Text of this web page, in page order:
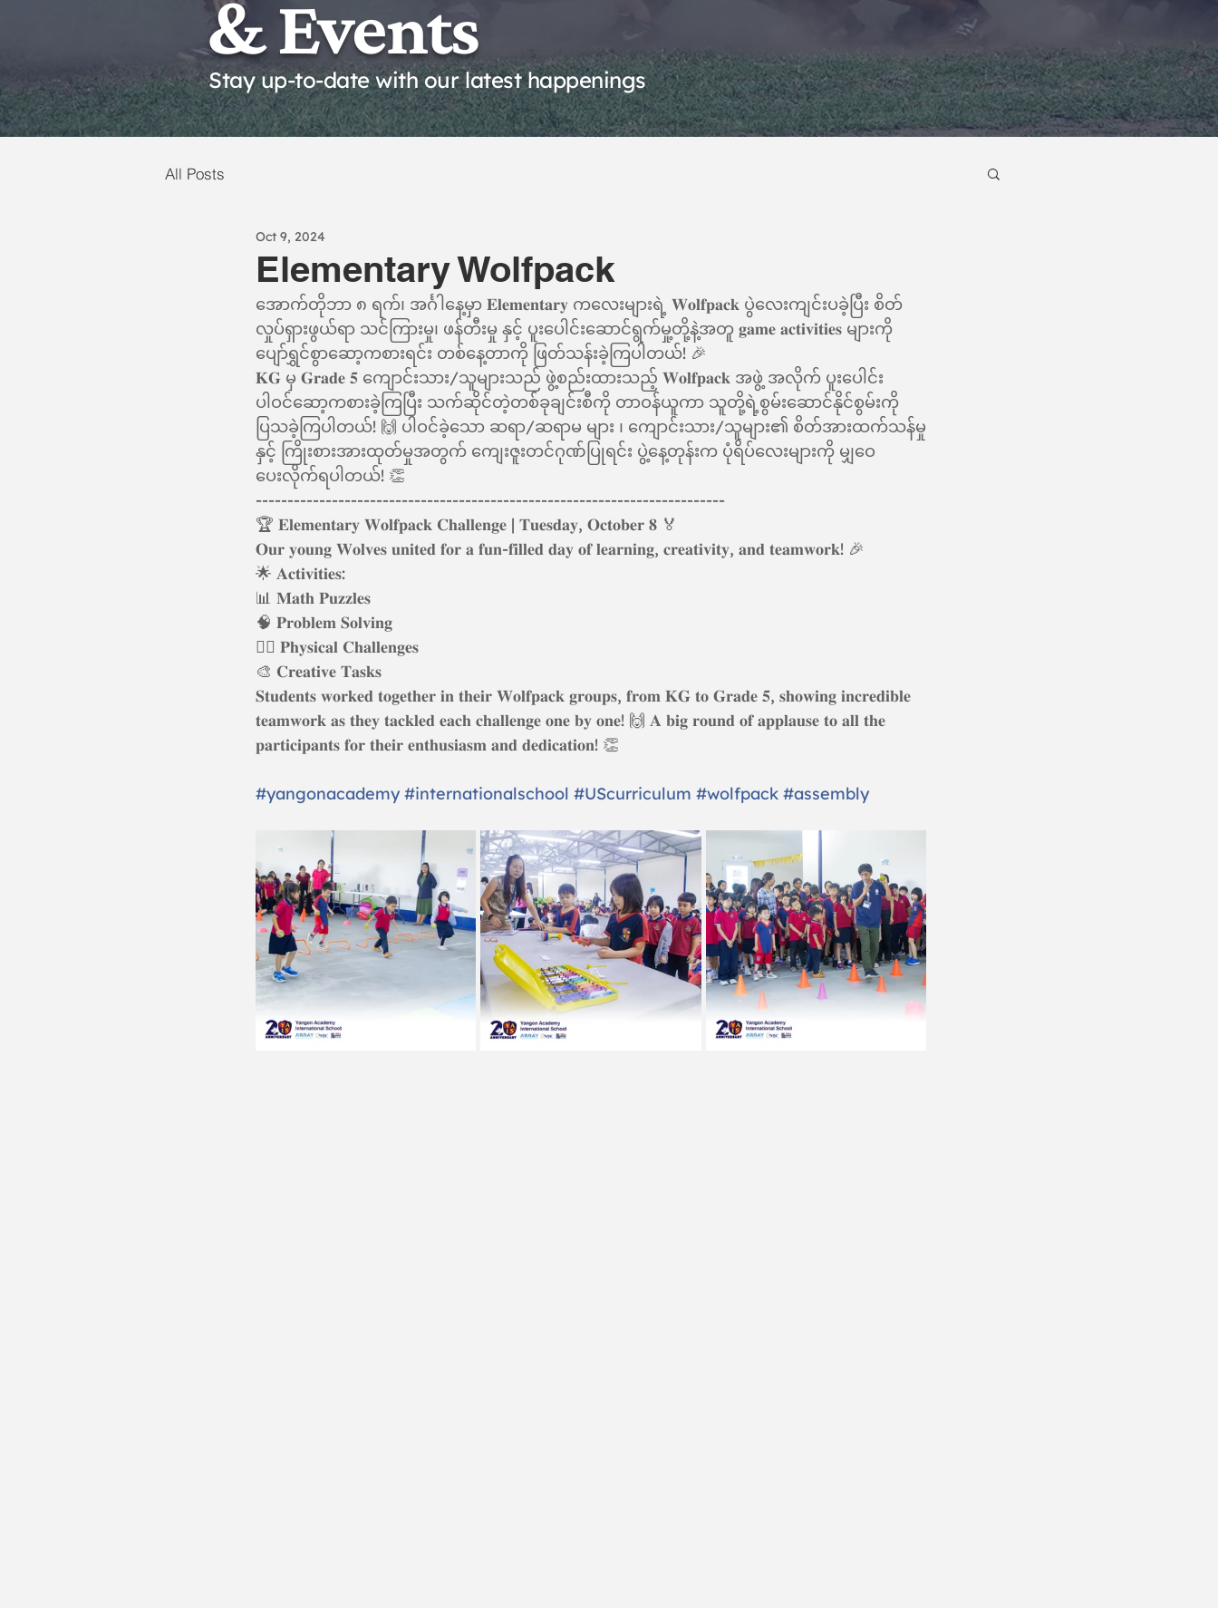
& Events
Stay up-to-date with our latest happenings
All Posts
Elementary Wolfpack
Oct 9, 2024
အောက်တိုဘာ ၈ ရက်၊ အင်္ဂါနေ့မှာ 𝐄𝐥𝐞𝐦𝐞𝐧𝐭𝐚𝐫𝐲 ကလေးများရဲ့ 𝐖𝐨𝐥𝐟𝐩𝐚𝐜𝐤 ပွဲလေးကျင်းပခဲ့ပြီး စိတ်
လှုပ်ရှားဖွယ်ရာ သင်ကြားမှု၊ ဖန်တီးမှု နှင့် ပူးပေါင်းဆောင်ရွက်မှု့တို့နဲ့အတူ 𝐠𝐚𝐦𝐞 𝐚𝐜𝐭𝐢𝐯𝐢𝐭𝐢𝐞𝐬 များကို
ပျော်ရွှင်စွာဆော့ကစားရင်း တစ်နေ့တာကို ဖြတ်သန်းခဲ့ကြပါတယ်! 🎉
𝐊𝐆 မှ 𝐆𝐫𝐚𝐝𝐞 𝟓 ကျောင်းသား/သူများသည် ဖွဲ့စည်းထားသည့် 𝐖𝐨𝐥𝐟𝐩𝐚𝐜𝐤 အဖွဲ့ အလိုက် ပူးပေါင်း
ပါဝင်‌ဆော့ကစားခဲ့ကြပြီး သက်ဆိုင်တဲ့တစ်ခုချင်းစီကို တာဝန်ယူကာ သူတို့ရဲ့စွမ်းဆောင်နိုင်စွမ်းကို
ပြသခဲ့ကြပါတယ်! 🙌 ပါဝင်ခဲ့သော ဆရာ/ဆရာမ များ ၊ ကျောင်းသား/သူများ၏ စိတ်အားထက်သန်မှု
နှင့် ကြိုးစားအားထုတ်မှုအတွက် ကျေးဇူးတင်ဂုဏ်ပြုရင်း ပွဲ့နေ့တုန်းက ပုံရိပ်လေးများကို မျှဝေ
ပေးလိုက်ရပါတယ်! 👏
--------------------------------------------------------------------------
🏆 𝐄𝐥𝐞𝐦𝐞𝐧𝐭𝐚𝐫𝐲 𝐖𝐨𝐥𝐟𝐩𝐚𝐜𝐤 𝐂𝐡𝐚𝐥𝐥𝐞𝐧𝐠𝐞 | 𝐓𝐮𝐞𝐬𝐝𝐚𝐲, 𝐎𝐜𝐭𝐨𝐛𝐞𝐫 𝟖 🏅
𝐎𝐮𝐫 𝐲𝐨𝐮𝐧𝐠 𝐖𝐨𝐥𝐯𝐞𝐬 𝐮𝐧𝐢𝐭𝐞𝐝 𝐟𝐨𝐫 𝐚 𝐟𝐮𝐧-𝐟𝐢𝐥𝐥𝐞𝐝 𝐝𝐚𝐲 𝐨𝐟 𝐥𝐞𝐚𝐫𝐧𝐢𝐧𝐠, 𝐜𝐫𝐞𝐚𝐭𝐢𝐯𝐢𝐭𝐲, 𝐚𝐧𝐝 𝐭𝐞𝐚𝐦𝐰𝐨𝐫𝐤! 🎉
🌟 𝐀𝐜𝐭𝐢𝐯𝐢𝐭𝐢𝐞𝐬:
📊 𝐌𝐚𝐭𝐡 𝐏𝐮𝐳𝐳𝐥𝐞𝐬
🧠 𝐏𝐫𝐨𝐛𝐥𝐞𝐦 𝐒𝐨𝐥𝐯𝐢𝐧𝐠
🏃‍♂️ 𝐏𝐡𝐲𝐬𝐢𝐜𝐚𝐥 𝐂𝐡𝐚𝐥𝐥𝐞𝐧𝐠𝐞𝐬
🎨 𝐂𝐫𝐞𝐚𝐭𝐢𝐯𝐞 𝐓𝐚𝐬𝐤𝐬
𝐒𝐭𝐮𝐝𝐞𝐧𝐭𝐬 𝐰𝐨𝐫𝐤𝐞𝐝 𝐭𝐨𝐠𝐞𝐭𝐡𝐞𝐫 𝐢𝐧 𝐭𝐡𝐞𝐢𝐫 𝐖𝐨𝐥𝐟𝐩𝐚𝐜𝐤 𝐠𝐫𝐨𝐮𝐩𝐬, 𝐟𝐫𝐨𝐦 𝐊𝐆 𝐭𝐨 𝐆𝐫𝐚𝐝𝐞 𝟓, 𝐬𝐡𝐨𝐰𝐢𝐧𝐠 𝐢𝐧𝐜𝐫𝐞𝐝𝐢𝐛𝐥𝐞
𝐭𝐞𝐚𝐦𝐰𝐨𝐫𝐤 𝐚𝐬 𝐭𝐡𝐞𝐲 𝐭𝐚𝐜𝐤𝐥𝐞𝐝 𝐞𝐚𝐜𝐡 𝐜𝐡𝐚𝐥𝐥𝐞𝐧𝐠𝐞 𝐨𝐧𝐞 𝐛𝐲 𝐨𝐧𝐞! 🙌 𝐀 𝐛𝐢𝐠 𝐫𝐨𝐮𝐧𝐝 𝐨𝐟 𝐚𝐩𝐩𝐥𝐚𝐮𝐬𝐞 𝐭𝐨 𝐚𝐥𝐥 𝐭𝐡𝐞
𝐩𝐚𝐫𝐭𝐢𝐜𝐢𝐩𝐚𝐧𝐭𝐬 𝐟𝐨𝐫 𝐭𝐡𝐞𝐢𝐫 𝐞𝐧𝐭𝐡𝐮𝐬𝐢𝐚𝐬𝐦 𝐚𝐧𝐝 𝐝𝐞𝐝𝐢𝐜𝐚𝐭𝐢𝐨𝐧! 👏
#yangonacademy #internationalschool #UScurriculum #wolfpack #assembly